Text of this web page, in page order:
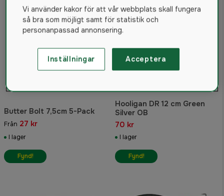
Butter Bolt 7,5cm 5-Pack
Från 27 kr
I lager
Hooligan DR 12 cm Green
Silver OB
70 kr
I lager
Fynd! Fynd!
Vi använder kakor för att vår webbplats skall fungera
så bra som möjligt samt för statistik och
personanpassad annonsering.
Inställningar Acceptera